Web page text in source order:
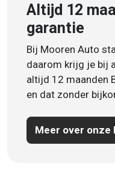
Altijd 12
garantie
Bij Mooren Auto
daarom krijg je bij
altijd 12 maanden
en dat zonder
Meer over onze